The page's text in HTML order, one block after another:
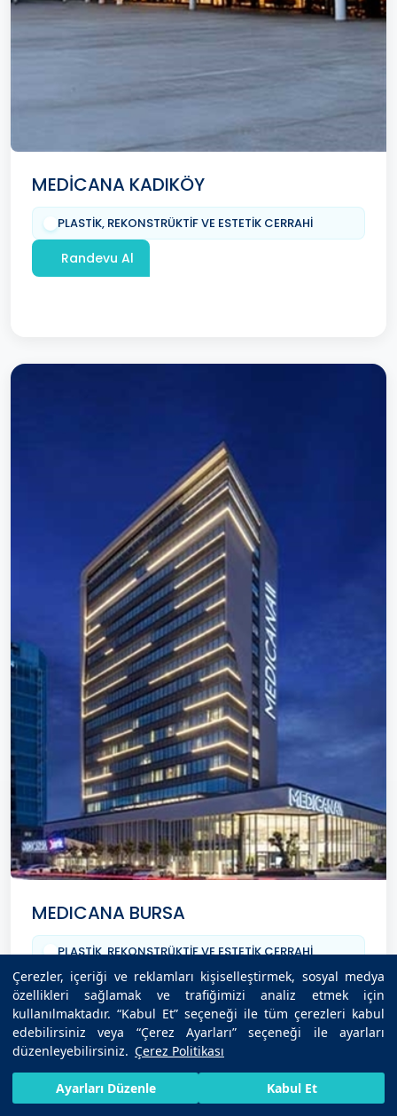
Çerezler, içeriği ve reklamları kişiselleştirmek, sosyal medya
özellikleri sağlamak ve trafiğimizi analiz etmek için
kullanılmaktadır. “Kabul Et” seçeneği ile tüm çerezleri kabul
edebilirsiniz veya “Çerez Ayarları” seçeneği ile ayarları
düzenleyebilirsiniz. Çerez Politikası
Ayarları Düzenle Kabul Et
MEDİCANA KADIKÖY
PLASTİK, REKONSTRÜKTİF VE ESTETİK CERRAHİ
Randevu Al
MEDICANA BURSA
PLASTİK, REKONSTRÜKTİF VE ESTETİK CERRAHİ
Randevu Al
HIZLI RANDEVU AL BIZE ULAŞIN